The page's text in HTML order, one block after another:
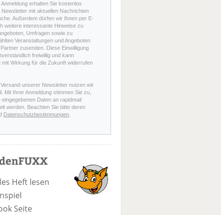
Anmeldung erhalten Sie kostenlos
Newsletter mit aktuellen Nachrichten
Außerdem dürfen wir Ihnen per E-
weitere interessante Hinweise zu
Umfragen sowie zu
Veranstaltungen und Angeboten
zusenden. Diese Einwilligung
freiwillig und kann
mit Wirkung für die Zukunft widerrufen
Versand unserer Newsletter nutzen wir
Mit Ihrer Anmeldung stimmen Sie zu,
eingegebenen Daten an rapidmail
werden. Beachten Sie bitte deren
Datenschutzbestimmungen.
Heft lesen
Seite